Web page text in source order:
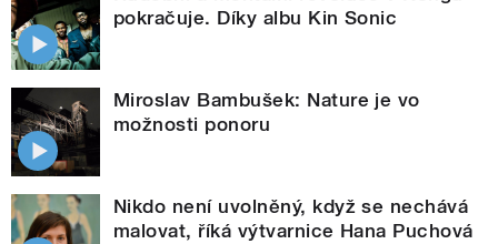
pokračuje. Díky albu Kin Sonic
Miroslav Bambušek: Nature je vo
možnosti ponoru
Nikdo není uvolněný, když se nechává
malovat, říká výtvarnice Hana Puchová